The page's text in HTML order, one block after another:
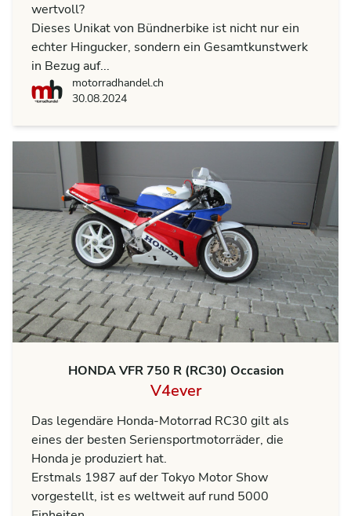
wertvoll?
Dieses Unikat von Bündnerbike ist nicht nur ein
echter Hingucker, sondern ein Gesamtkunstwerk
in Bezug auf...
motorradhandel.ch
motorradhandel.ch
30.08.2024
HONDA VFR 750 R (RC30) Occasion
V4ever
Das legendäre Honda-Motorrad RC30 gilt als
eines der besten Seriensportmotorräder, die
Honda je produziert hat.
Erstmals 1987 auf der Tokyo Motor Show
vorgestellt, ist es weltweit auf rund 5000